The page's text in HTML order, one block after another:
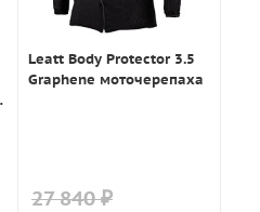
Leatt Body Protector 3.5
Graphene моточерепаха
27 840 ₽